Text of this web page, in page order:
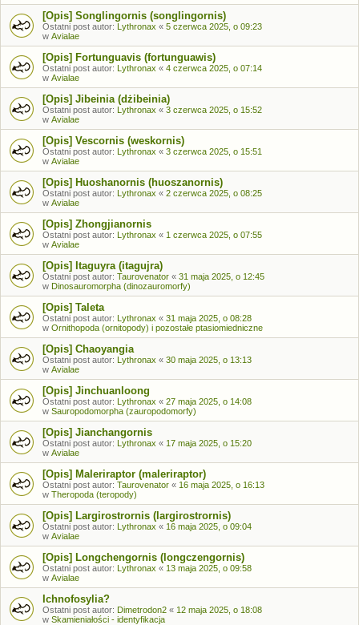
[Opis] Songlingornis (songlingornis)
Ostatni post autor: Lythronax « 5 czerwca 2025, o 09:23
w Avialae
[Opis] Fortunguavis (fortunguawis)
Ostatni post autor: Lythronax « 4 czerwca 2025, o 07:14
w Avialae
[Opis] Jibeinia (dżibeinia)
Ostatni post autor: Lythronax « 3 czerwca 2025, o 15:52
w Avialae
[Opis] Vescornis (weskornis)
Ostatni post autor: Lythronax « 3 czerwca 2025, o 15:51
w Avialae
[Opis] Huoshanornis (huoszanornis)
Ostatni post autor: Lythronax « 2 czerwca 2025, o 08:25
w Avialae
[Opis] Zhongjianornis
Ostatni post autor: Lythronax « 1 czerwca 2025, o 07:55
w Avialae
[Opis] Itaguyra (itagujra)
Ostatni post autor: Taurovenator « 31 maja 2025, o 12:45
w Dinosauromorpha (dinozauromorfy)
[Opis] Taleta
Ostatni post autor: Lythronax « 31 maja 2025, o 08:28
w Ornithopoda (ornitopody) i pozostałe ptasiomiedniczne
[Opis] Chaoyangia
Ostatni post autor: Lythronax « 30 maja 2025, o 13:13
w Avialae
[Opis] Jinchuanloong
Ostatni post autor: Lythronax « 27 maja 2025, o 14:08
w Sauropodomorpha (zauropodomorfy)
[Opis] Jianchangornis
Ostatni post autor: Lythronax « 17 maja 2025, o 15:20
w Avialae
[Opis] Maleriraptor (maleriraptor)
Ostatni post autor: Taurovenator « 16 maja 2025, o 16:13
w Theropoda (teropody)
[Opis] Largirostrornis (largirostrornis)
Ostatni post autor: Lythronax « 16 maja 2025, o 09:04
w Avialae
[Opis] Longchengornis (longczengornis)
Ostatni post autor: Lythronax « 13 maja 2025, o 09:58
w Avialae
Ichnofosylia?
Ostatni post autor: Dimetrodon2 « 12 maja 2025, o 18:08
w Skamieniałości - identyfikacja